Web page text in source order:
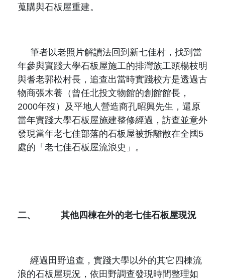
蒐購與石板屋重建。
筆者以老照片解讀法回到新七佳村，找到當
年參與實踐大學石板屋施工的排灣族工頭楊枝明
與耆老郭松村長，追查出當時實踐校方是透過古
物商張木養（曾任北投文物館的創館館長，
2000年歿）及平地人營造商孔昭興先生，還原
當年實踐大學石板屋施建整修經過，訪查並意外
發現當年老七佳部落的石板屋被拆離散在全國5
處的「老七佳石板屋流浪史」。
二、 其他四棟在外的老七佳石板屋現況
經過田野追查，實踐大學以外的其它四棟流
浪的石板屋現況，依田野調查發現時間整理如